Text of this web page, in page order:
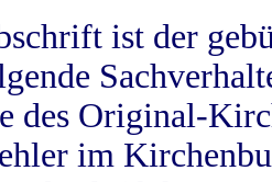
ist der
des Original-
im